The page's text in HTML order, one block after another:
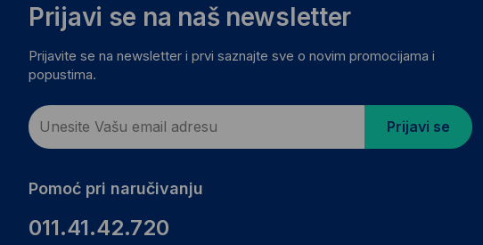
Prijavi se na naš newsletter
Prijavite se na newsletter i prvi saznajte sve o novim promocijama i
popustima.
Prijavi se
Pomoć pri naručivanju
011.41.42.720